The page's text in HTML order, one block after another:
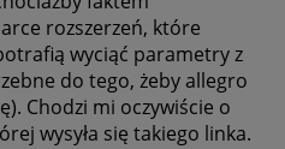
rozszerzeń, które
wyciąć parametry z
do tego, żeby allegro
Chodzi mi oczywiście o
wysyła się takiego linka.